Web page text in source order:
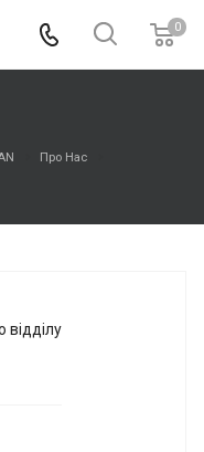
0
Про Нас